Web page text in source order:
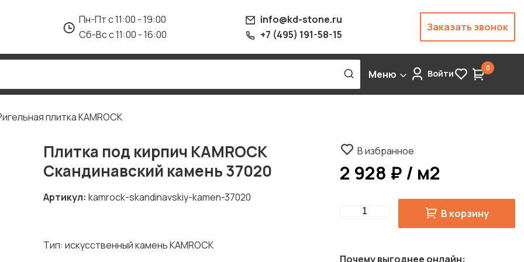
Пн-Пт с 11:00 - 19:00
Сб-Вс с 11:00 - 16:00
info@kd-stone.ru
+7 (495) 191-58-15
Заказать звонок
Меню Войти 0
плитка KAMROCK
Плитка под кирпич KAMROCK
Скандинавский камень 37020
Артикул kamrock-skandinavskiy-kamen-37020
Тип: искусственный камень KAMROCK
В избранное
2 928 ₽ / м2
Quantity В корзину
Почему выгоднее онлайн: